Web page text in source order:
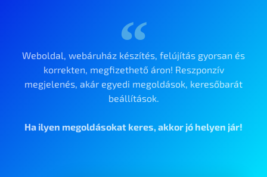
Weboldal, webáruház készítés, felújítás gyorsan és
korrekten, megfizethető áron! Reszponzív
megjelenés, akár egyedi megoldások, keresőbarát
beállítások.
Ha ilyen megoldásokat keres, akkor jó helyen jár!